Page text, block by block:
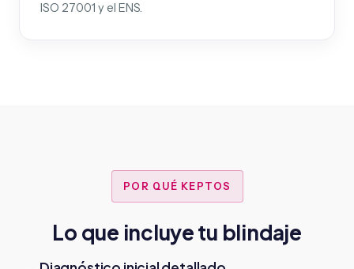
ISO 27001 y el ENS.
POR QUÉ KEPTOS
Lo que incluye tu blindaje